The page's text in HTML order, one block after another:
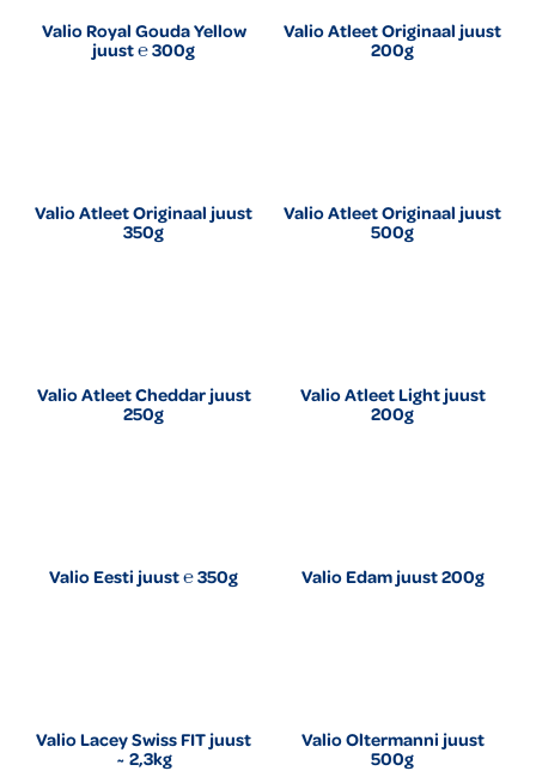
Valio Royal Gouda Yellow
juust ℮ 300g
Valio Atleet Originaal juust
200g
Valio Atleet Originaal juust
350g
Valio Atleet Originaal juust
500g
Valio Atleet Cheddar juust
250g
Valio Atleet Light juust
200g
Valio Eesti juust ℮ 350g Valio Edam juust 200g
Valio Lacey Swiss FIT juust
~ 2,3kg
Valio Oltermanni juust
500g